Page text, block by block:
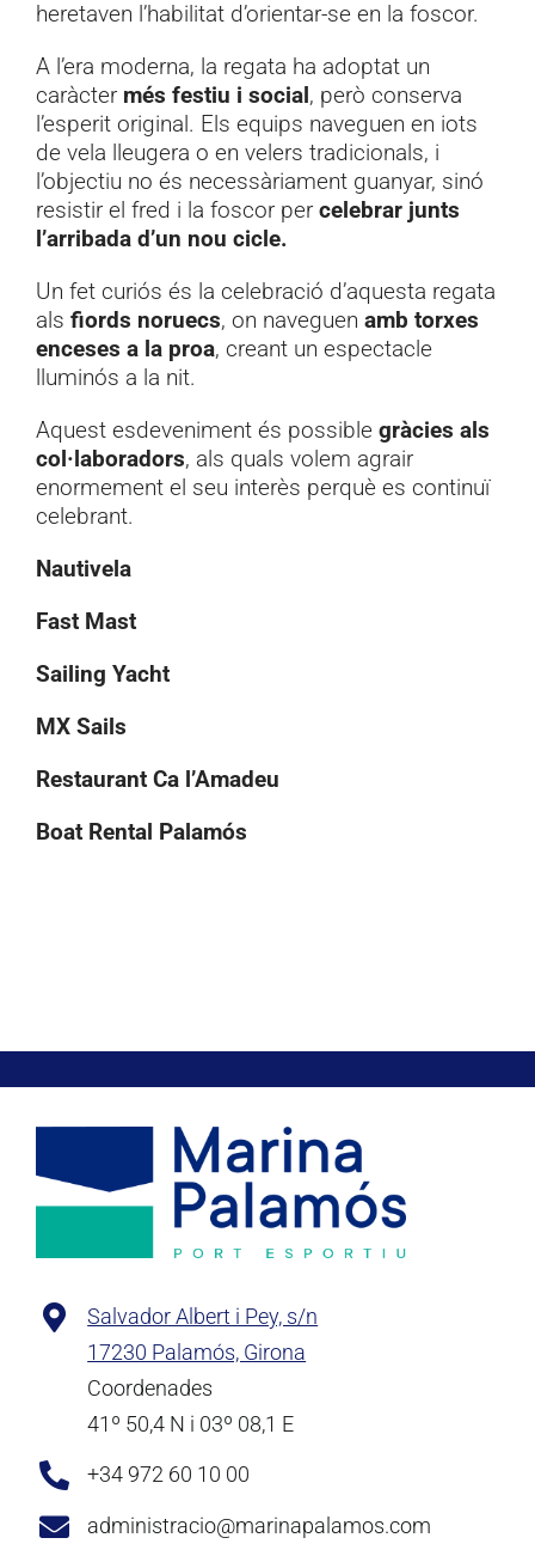
heretaven l’habilitat d’orientar-se en la foscor.
A l’era moderna, la regata ha adoptat un
caràctermés festiu i social, però conserva
l’esperit original. Els equips naveguen en iots
de vela lleugera o en velers tradicionals, i
l’objectiu no és necessàriament guanyar, sinó
resistir el fred i la foscor per celebrar junts
l’arribada d’un nou cicle.
Un fet curiós és la celebració d’aquesta regata
als fiords noruecs, on naveguen amb torxes
enceses a la proa, creant un espectacle
lluminós a la nit.
Aquest esdeveniment és possible gràcies als
col·laboradors, als quals volem agrair
enormement el seu interès perquè es continuï
celebrant.
Nautivela
Fast Mast
Sailing Yacht
MX Sails
Restaurant Ca l’Amadeu
Boat Rental Palamós
Salvador Albert i Pey, s/n
17230 Palamós, Girona
Coordenades
41º 50,4 N i 03º 08,1 E
+34 972 60 10 00
administracio@marinapalamos.com